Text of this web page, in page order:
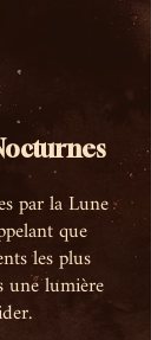
par la Lune
que
les plus
une lumière